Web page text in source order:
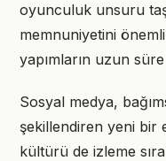
oyunculuk unsuru
memnuniyetini
yapımların uzun
Sosyal medya,
şekillendiren yeni bir
kültürü de izleme